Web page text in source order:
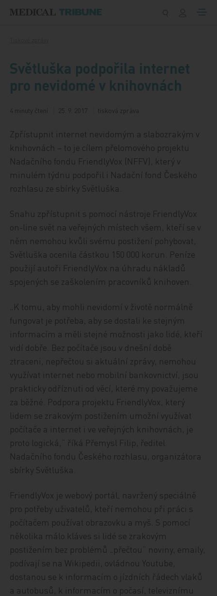
Světluška podpořila internet
pro nevidomé v knihovnách
4 minuty čtení 25. 9. 2017 tisková zpráva
Zpřístupnit internet nevidomým a slabozrakým v
knihovnách – to je cílem přelomového projektu
Nadačního fondu FriendlyVox (NFFV), který v
minulém týdnu podpořil i Nadační fond Českého
rozhlasu ze sbírky Světluška.
Snahu zpřístupnit s pomocí nástroje FriendlyVox
on-line svět na veřejných místech všem, kteří se v
něm nemohou kvůli svému postižení pohybovat,
Světluška ocenila částkou 150 000 korun. Peníze
použijí autoři FriendlyVox na úhradu nákladů
spojených se zaškolením pracovníků knihoven.
„K tomu, aby mohli nevidomí v životě normálně
fungovat je potřeba, aby se dostali ke stejným
informacím a měli stejné možnosti jako lidé, kteří
vidí dobře. Bez počítače jsou v dnešní době
ztraceni, nepřečtou si aktuální zprávy, nemohou
využívat internet nebo mobilní bankovnictví, jsou
prakticky odříznuti od věcí, které my považujeme
za běžné. Podpora projektu FriendlyVox, který
lidem se zrakovým postižením umožní využívat
počítače a internet i ve veřejných knihovnách, je
proto logická,“ říká Přemysl Filip, ředitel
Nadačního fondu Českého rozhlasu, organizátora
sbírky Světluška.
FriendlyVox je webový portál, navržený speciálně
pro potřeby uživatelů, kteří nemohou při práci s
počítačem používat obrazovku a myš. S pomocí
několika málo kláves si lidé se zrakovým
postižením bez problémů „přečtou“ noviny, emaily,
podívají se na Wikipedii, ovládnou Youtube,
dostanou se k informacím o jízdních řádech vlaků
a autobusů, k informacím o počasí, televiznímu